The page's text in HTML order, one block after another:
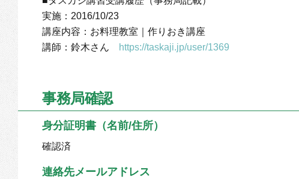
実施：2016/10/23
講座内容：お料理教室｜作りおき講座
講師：鈴木さん
https://taskaji.jp/user/1369
事務局確認
身分証明書（名前/住所）
確認済
連絡先メールアドレス